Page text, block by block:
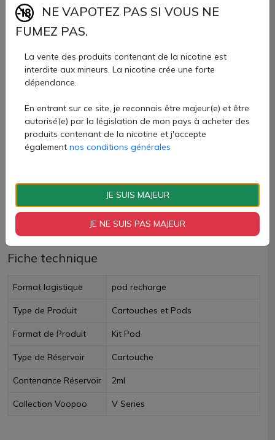
Une conception innovante du flux d'air vous permet de
contrôler précisément le flux d'air et de ne plus avoir à vous
soucier de problèmes de fuites.
Compatible avec les résistances ITO. Compatibles avec les
kits Doric E, Doric 20 SE, Doric 20 et Doric Q.
Quantité
AJOUTER À MON PANIER
Fiche technique
Format logistique pod recharge
Type de Produit Cartouches et Pods
Format de Produit Kit Pod
Type de Réservoir Cartouche
Contenance Réservoir 2ml
Collection Voopoo V Series
NE VAPOTEZ PAS SI VOUS NE
FUMEZ PAS.
La vente des produits contenant de la nicotine est
interdite aux mineurs. La nicotine crée une forte
dépendance.
En entrant sur ce site, je reconnais être majeur(e) et être
autorisé(e) par la législation de mon pays à acheter des
produits contenant de la nicotine et j'accepte
également nos conditions générales
JE SUIS MAJEUR
JE NE SUIS PAS MAJEUR